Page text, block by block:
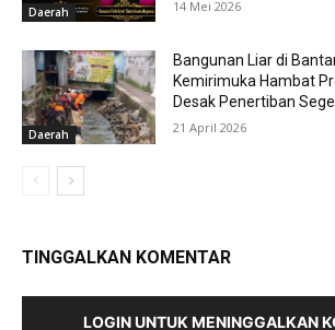
Daerah 14 Mei 2026
Daerah
Bangunan Liar di
Kemirimuka Hambat
Desak Penertiban
21 April 2026
TINGGALKAN KOMENTAR
LOGIN UNTUK MENINGGALKAN